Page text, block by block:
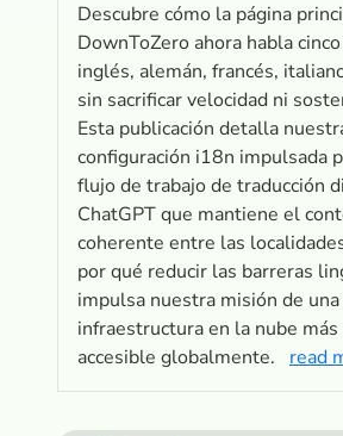
Descubre cómo la página
DownToZero ahora habla
inglés, alemán, francés,
sin sacrificar velocidad ni
Esta publicación detalla
configuración i18n impulsada
flujo de trabajo de traducción
ChatGPT que mantiene el
coherente entre las
por qué reducir las barreras
impulsa nuestra misión de una
infraestructura en la nube más
accesible globalmente.
read